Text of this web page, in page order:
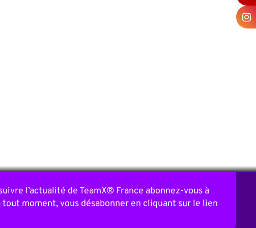
l’actualité de TeamX® France abonnez-vous à
moment, vous désabonner en cliquant sur le lien